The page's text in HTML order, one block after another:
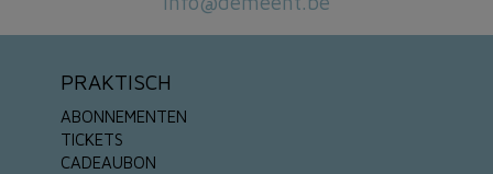
PRAKTISCH
ABONNEMENTEN
TICKETS
CADEAUBON